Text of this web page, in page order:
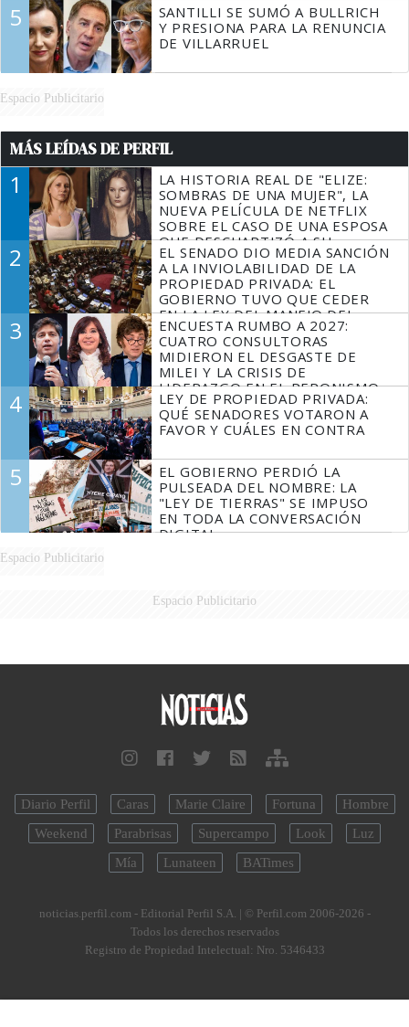
5
SANTILLI SE SUMÓ A BULLRICH
Y PRESIONA PARA LA RENUNCIA
DE VILLARRUEL
Espacio Publicitario
MÁS LEÍDAS DE PERFIL
1
LA HISTORIA REAL DE "ELIZE:
SOMBRAS DE UNA MUJER", LA
NUEVA PELÍCULA DE NETFLIX
SOBRE EL CASO DE UNA ESPOSA
QUE DESCUARTIZÓ A SU
MARIDO
2
EL SENADO DIO MEDIA SANCIÓN
A LA INVIOLABILIDAD DE LA
PROPIEDAD PRIVADA: EL
GOBIERNO TUVO QUE CEDER
EN LA LEY DEL MANEJO DEL
FUEGO
3
ENCUESTA RUMBO A 2027:
CUATRO CONSULTORAS
MIDIERON EL DESGASTE DE
MILEI Y LA CRISIS DE
LIDERAZGO EN EL PERONISMO
4
LEY DE PROPIEDAD PRIVADA:
QUÉ SENADORES VOTARON A
FAVOR Y CUÁLES EN CONTRA
5
EL GOBIERNO PERDIÓ LA
PULSEADA DEL NOMBRE: LA
"LEY DE TIERRAS" SE IMPUSO
EN TODA LA CONVERSACIÓN
DIGITAL
Espacio Publicitario
Espacio Publicitario
Diario Perfil Caras Marie Claire Fortuna
Hombre
Weekend
Parabrisas Supercampo Look
Luz
Mía
Lunateen BATimes
noticias.perfil.com - Editorial Perfil S.A. | © Perfil.com 2006-2026 -
Todos los derechos reservados
Registro de Propiedad Intelectual: Nro. 5346433